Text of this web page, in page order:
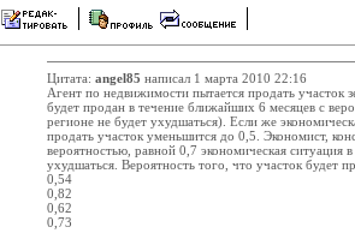
Цитата: angel85 написал 1 марта 2010 22:16
Агент по недвижимости пытается продать участок
будет продан в течение ближайших 6 месяцев с
регионе не будет ухудшаться). Если же
продать участок уменьшится до 0,5. Экономист,
вероятностью, равной 0,7 экономическая ситуация
ухудшаться. Вероятность того, что участок будет
0,54
0,82
0,62
0,73